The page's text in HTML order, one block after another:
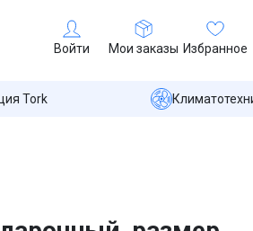
Войти Мои заказы Избранное
Tork